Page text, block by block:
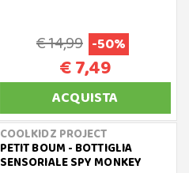
€ 14,99 -50%
€ 7,49
ACQUISTA
COOLKIDZ PROJECT
PETIT BOUM - BOTTIGLIA
SENSORIALE SPY MONKEY